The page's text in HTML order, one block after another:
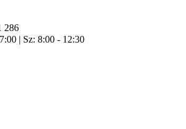
286
| Sz: 8:00 - 12:30